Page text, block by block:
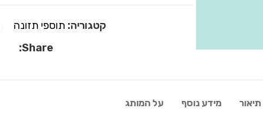
קטגוריה: תוספי תזונה
Share:
תיאור מידע נוסף על המותג